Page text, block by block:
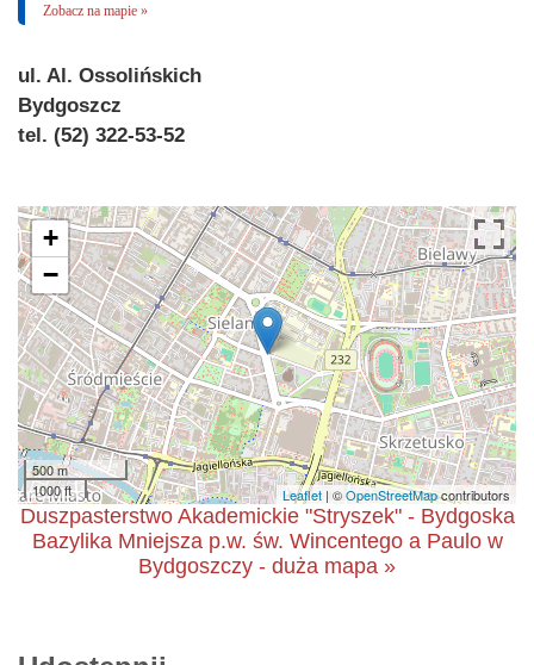
Zobacz na mapie »
ul. Al. Ossolińskich
Bydgoszcz
tel. (52) 322-53-52
+
−
500 m
1000 ft
Leaflet | ©OpenStreetMapcontributors
Duszpasterstwo Akademickie "Stryszek" - Bydgoska
Bazylika Mniejsza p.w. św. Wincentego a Paulo w
Bydgoszczy - duża mapa »